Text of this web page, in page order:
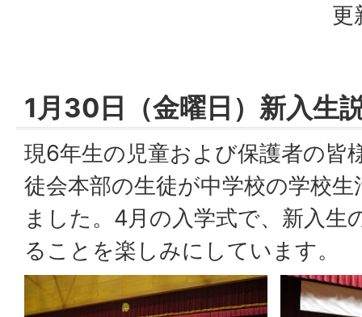
更
1月30日（金曜日）新入生
現6年生の児童および保護者の皆
徒会本部の生徒が中学校の学校
ました。4月の入学式で、新入生
ることを楽しみにしています。